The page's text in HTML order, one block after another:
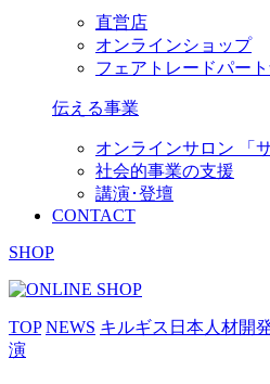
直営店
オンラインショップ
フェアトレードパー
伝える事業
オンラインサロン 「
社会的事業の支援
講演･登壇
CONTACT
SHOP
TOP NEWS キルギス日本人材開
演